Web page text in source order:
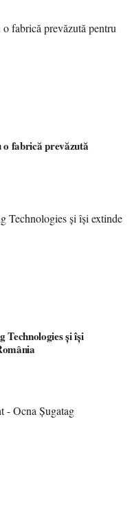
o fabrică prevăzută
Technologies și își